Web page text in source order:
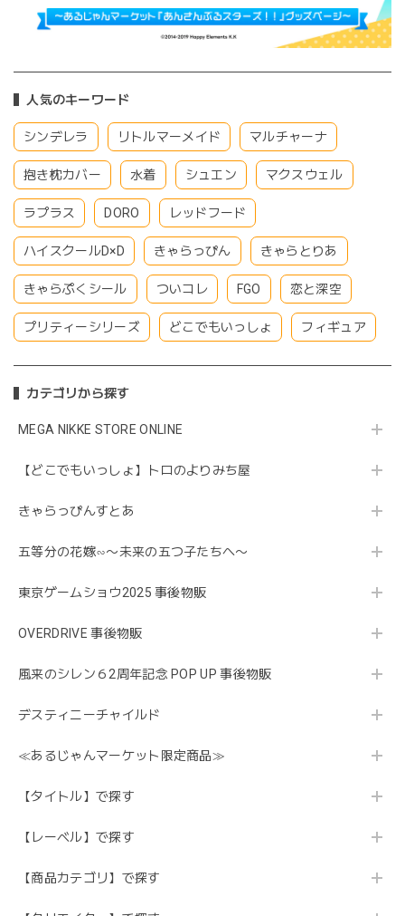
人気のキーワード
シンデレラ リトルマーメイド マルチャーナ
抱き枕カバー 水着 シュエン マクスウェル
ラプラス DORO レッドフード
ハイスクールD×D きゃらっぴん きゃらとりあ
きゃらぷくシール ついコレ FGO 恋と深空
プリティーシリーズ どこでもいっしょ フィギュア
カテゴリから探す
MEGA NIKKE STORE ONLINE
【どこでもいっしょ】トロのよりみち屋
きゃらっぴんすとあ
五等分の花嫁∽〜未来の五つ子たちへ〜
東京ゲームショウ2025 事後物販
OVERDRIVE 事後物販
風来のシレン６2周年記念 POP UP 事後物販
デスティニーチャイルド
≪あるじゃんマーケット限定商品≫
【タイトル】で探す
【レーベル】で探す
【商品カテゴリ】で探す